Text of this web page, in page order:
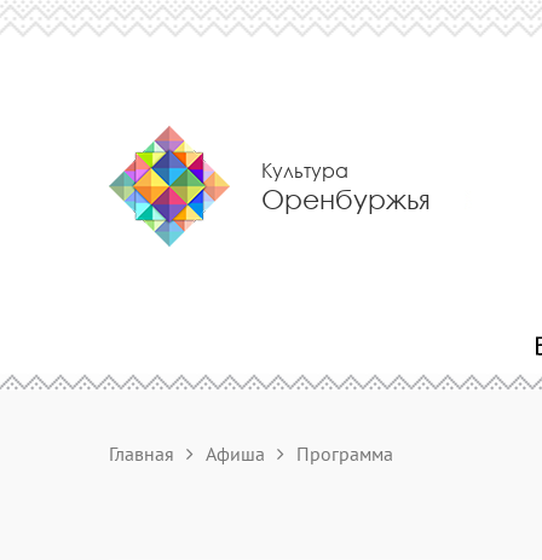
Культура
Оренбуржья
Главная Афиша Программа